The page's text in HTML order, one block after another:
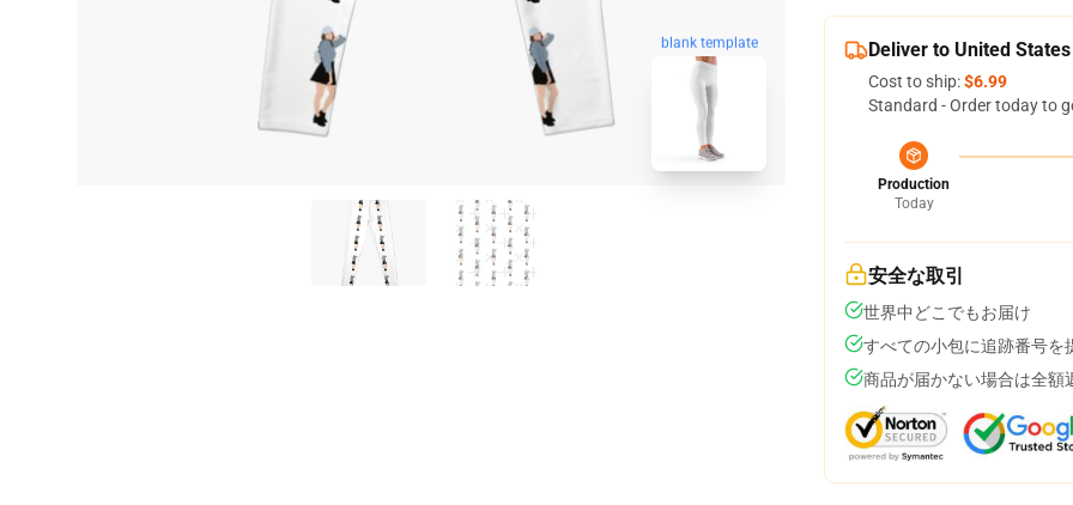
blank template Deliver to United States
Cost to ship:$6.99
Standard - Order today to
Production
Today
安全な取引
世界中どこでもお届け
すべての小包に追跡番号を
商品が届かない場合は全額